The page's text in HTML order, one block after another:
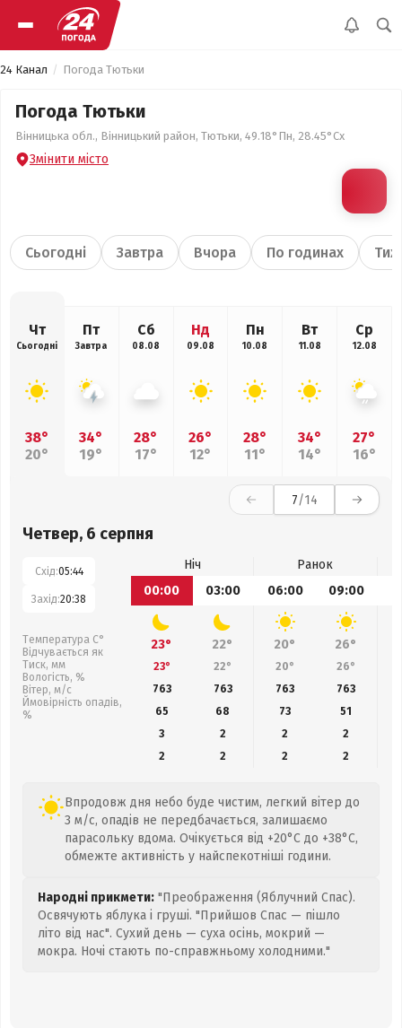
24 Канал Погода Тютьки
Погода Тютьки
Вінницька обл., Вінницький район, Тютьки, 49.18°Пн, 28.45°Сх
Змінити місто
Сьогодні Завтра Вчора По годинах
Чт
Сьогодні
38°
20°
Пт
Завтра
34°
19°
Сб
08.08
28°
17°
Нд
09.08
26°
12°
Пн
10.08
28°
11°
Вт
11.08
34°
14°
Ср
12.08
27°
16°
7/14
Четвер, 6 серпня
Схід:05:44
Захід:20:38
Температура С°
Відчувається як
Тиск, мм
Вологість, %
Вітер, м/с
Ймовірність опадів,
%
Ніч
Ранок
00:00
03:00 06:00 09:00
23° 22° 20° 26°
23° 22° 20° 26°
763
763 763 763
65
68 73 51
3
2 2
2
2
2 2 2
Впродовж дня небо буде чистим, легкий вітер до
3 м/с, опадів не передбачається, залишаємо
парасольку вдома. Очікується від +20°C до +38°C,
обмежте активність у найспекотніші години.
Народні прикмети: "Преображення (Яблучний Спас).
Освячують яблука і груші. "Прийшов Спас — пішло
літо від нас". Сухий день — суха осінь, мокрий —
мокра. Ночі стають по-справжньому холодними."